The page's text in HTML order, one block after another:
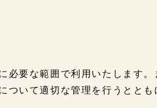
要な範囲で利用いたします
いて適切な管理を行うとと